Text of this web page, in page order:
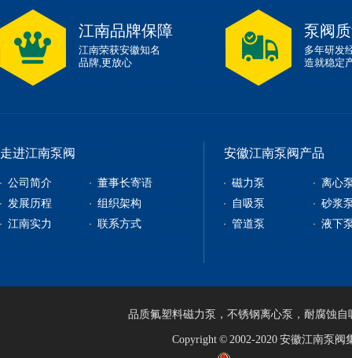
江南品牌保障
江南荣获安徽知名
品牌,更放心
泵阀
多年研发
造就稳定
走进江南泵阀
公司简介
董事长寄语
发展历程
组织架构
江南实力
联系方式
安徽江南泵阀产品
磁力泵
离心
自吸泵
砂浆
管道泵
液下
品质氟塑料磁力泵 ， 不锈钢离心泵 ， 耐腐蚀自
Copyright © 2002-2020 安徽江南泵